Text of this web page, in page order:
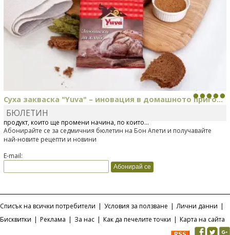
Суха закваска "Yuva" – иновация в домашното приго...
Отскоро Лесафр България стартира предлагането на изцяло нов
продукт, който ще промени начина, по който...
БЮЛЕТИН
Абонирайте се за седмичния бюлетин на Бон Апети и получавайте
най-новите рецепти и новини
E-mail:
Списък на всички потребители | Условия за ползване | Лични данни |
Бисквитки | Реклама | За нас | Как да печелите точки | Карта на сайта